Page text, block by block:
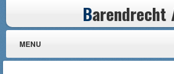
Barendrecht
MENU